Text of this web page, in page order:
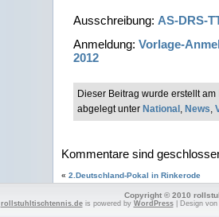
Ausschreibung: AS-DRS-
Anmeldung: Vorlage-
2012
Dieser Beitrag wurde erstellt
abgelegt unter National , News,
Kommentare sind
« 2.Deutschland-Pokal in Rinkerode
Copyright © 2010
rollstuhltischtennis.deis powered by WordPress| Design von